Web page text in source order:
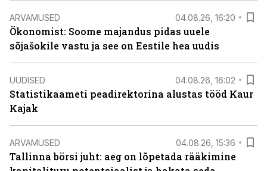
ARVAMUSED 04.08.26, 16:20
Ökonomist: Soome majandus pidas uuele
sõjašokile vastu ja see on Eestile hea uudis
UUDISED 04.08.26, 16:02
Statistikaameti peadirektorina alustas tööd Kaur
Kajak
ARVAMUSED 04.08.26, 15:36
Tallinna börsi juht: aeg on lõpetada rääkimine